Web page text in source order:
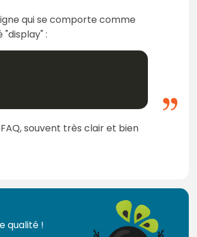
qui se comporte comme
:
souvent très clair et bien
qualité !